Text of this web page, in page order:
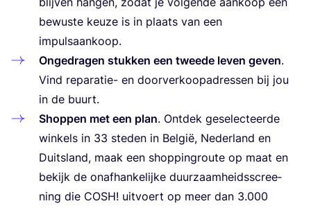
bewus­te keu­ze is in plaats van een
impulsaankoop.
Onge­dra­gen stuk­ken een twee­de leven geven.
Vind repa­ra­tie- en door­ver­koop­adres­sen bij jou
in de buurt.
Shop­pen met een plan. Ont­dek gese­lec­teer­de
win­kels in 33 ste­den in Bel­gië, Neder­land en
Duits­land, maak een shop­ping­rou­te op maat en
bekijk de onaf­han­ke­lij­ke duur­zaam­heids­scree­
ning die COSH! uit­voert op meer dan 3.000